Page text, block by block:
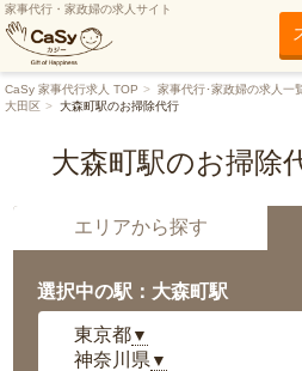
家事代行・家政婦の求人サイト
CaSy 家事代行求人 TOP 家事代行･家政婦の求人一
大田区
大森町駅のお掃除代行
大森町駅のお掃除
エリアから探す
選択中の駅：大森町駅
東京都▼
神奈川県 ▼